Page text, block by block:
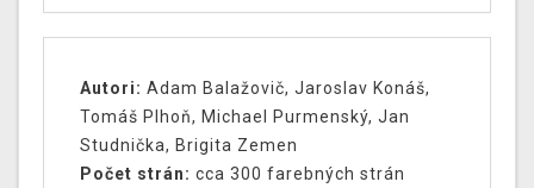
Autori: Adam Balažovič, Jaroslav Konáš,
Tomáš Plhoň, Michael Purmenský, Jan
Studnička, Brigita Zemen
Počet strán: cca 300 farebných strán